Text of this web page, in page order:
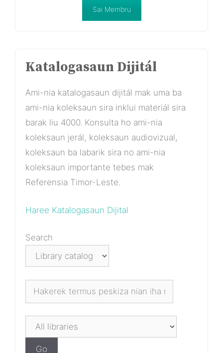
Sai Membru
Katalogasaun Dijitál
Ami-nia katalogasaun dijitál mak uma ba
ami-nia koleksaun sira inklui materiál sira
barak liu 4000. Konsulta ho ami-nia
koleksaun jerál, koleksaun audiovizual,
koleksaun ba labarik sira no ami-nia
koleksaun importante tebes mak
Referensia Timor-Leste.
Haree Katalogasaun Dijital
Search
Go